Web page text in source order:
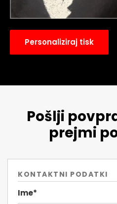
Personaliziraj tisk
Pošlji
prejmi
KONTAKTNI PODATKI
Ime*